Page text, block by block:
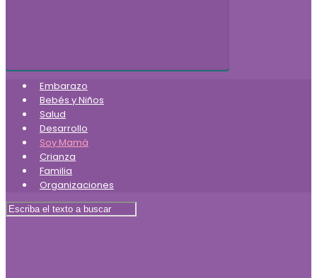
Embarazo
Bebés y Niños
Salud
Desarrollo
Soy Mamá
Crianza
Familia
Organizaciones